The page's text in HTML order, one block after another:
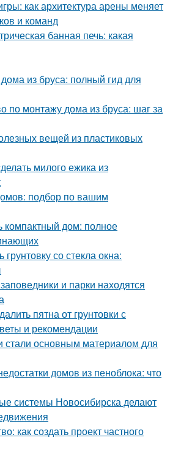
как архитектура арены меняет
и команд
банная печь: какая
из бруса: полный гид для
по монтажу дома из бруса: шаг за
вещей из пластиковых
милого ежика из
подбор по вашим
компактный дом: полное
со стекла окна:
и парки находятся
пятна от грунтовки с
и рекомендации
стали основным материалом для
домов из пеноблока: что
системы Новосибирска делают
как создать проект частного